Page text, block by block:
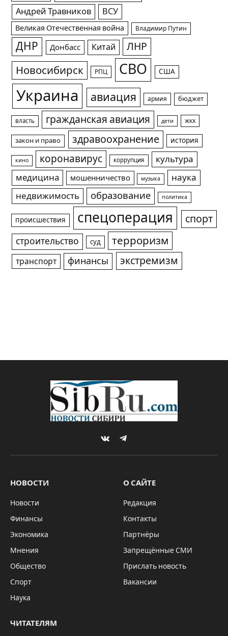
Андрей Травников ВСУ
Великая Отечественная война Владимир Путин
ДНР Донбасс Китай ЛНР
Новосибирск РПЦ СВО США
Украина авиация армия бюджет
власть гражданская авиация дети жкх
закон и право здравоохранение история
кино коронавирус коррупция
культура
медицина
мошенничество музыка
наука
недвижимость
образование политика
происшествия спецоперация спорт
строительство суд терроризм
транспорт финансы экстремизм
VKontakteTelegram
НОВОСТИ
Новости
Финансы
Экономика
Мнения
Общество
Спорт
Наука
О САЙТЕ
Редакция
Контакты
Партнёры
Запрещённые СМИ
Прислать новость
Вакансии
ЧИТАТЕЛЯМ